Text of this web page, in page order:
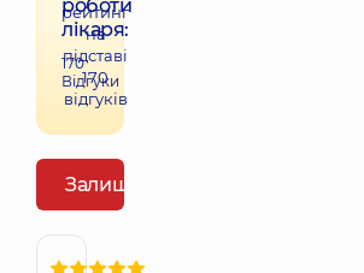
роботи
лікаря:
170
Відгуки
рейтинг
на
підставі
170
відгуків
Залишити відгук